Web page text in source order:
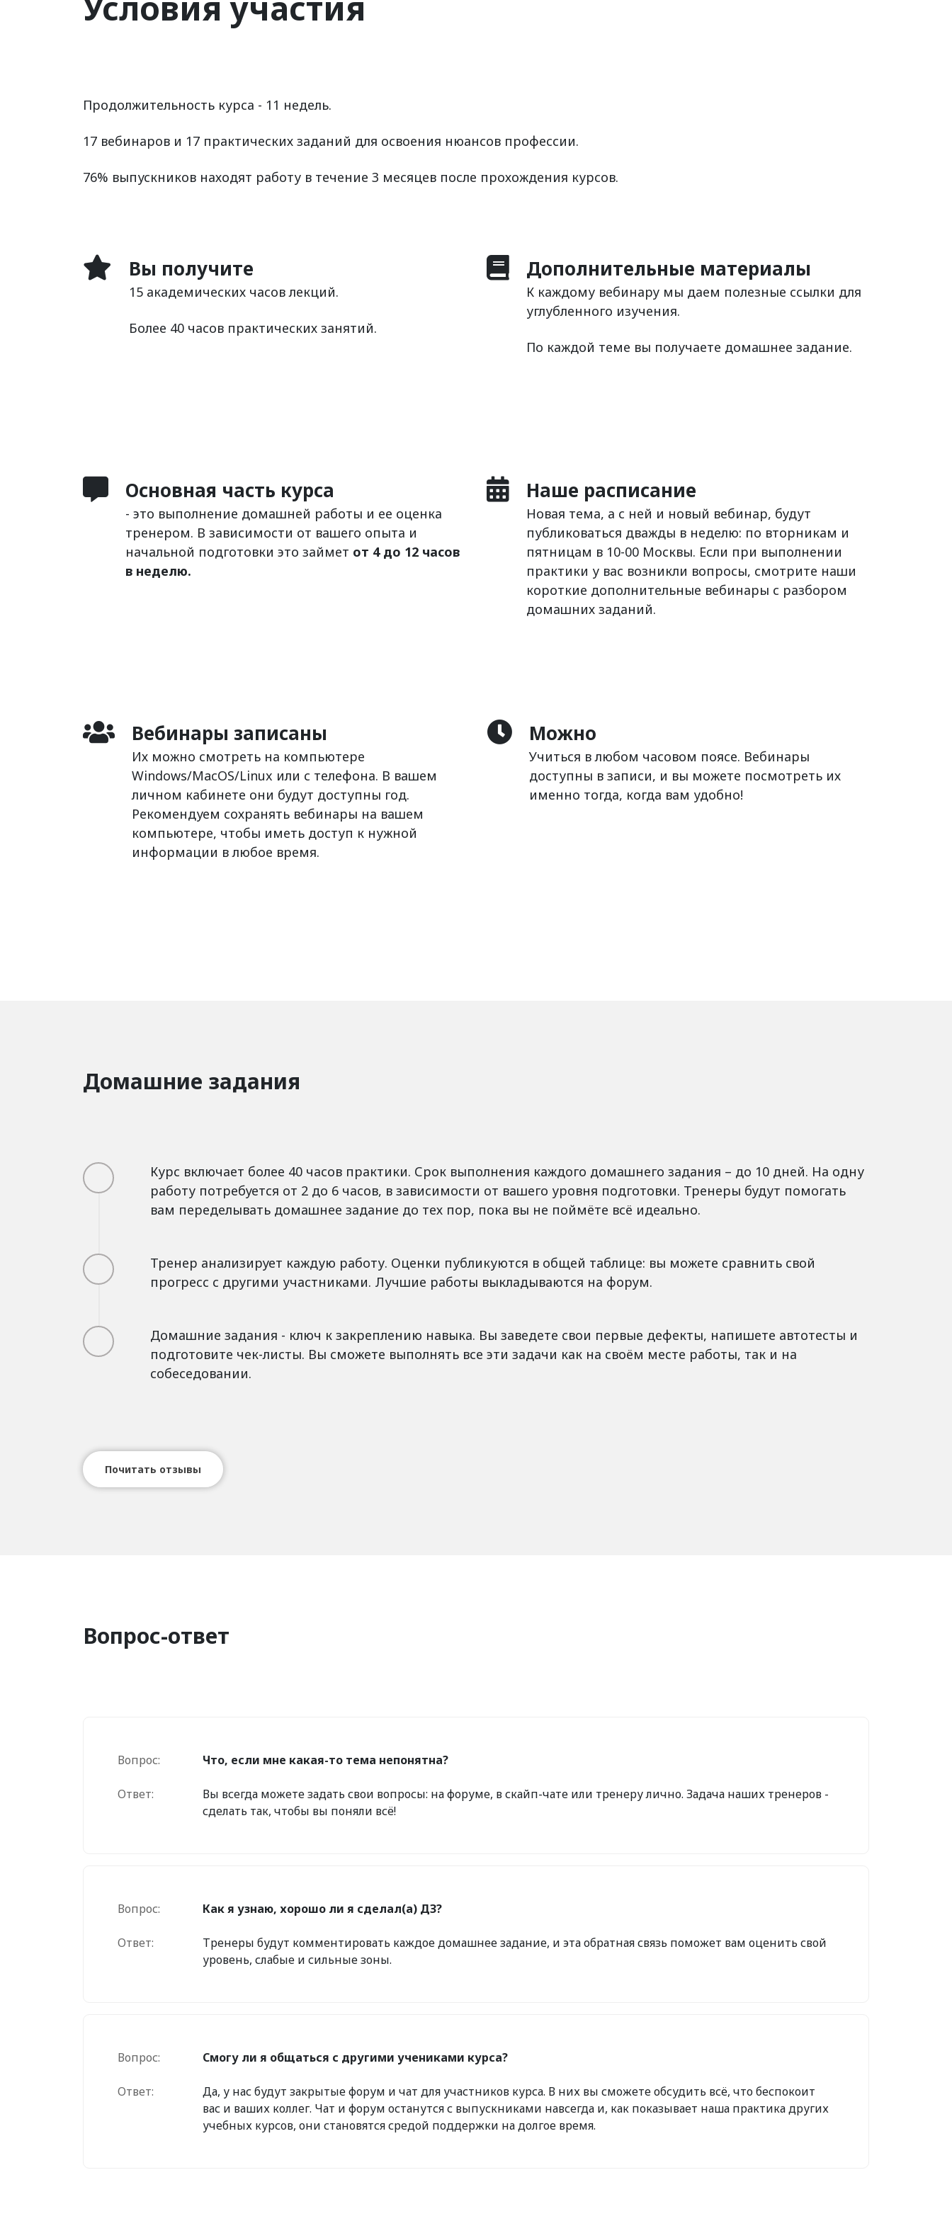
Продолжительность курса - 11 недель.
17 вебинаров и 17 практических заданий для освоения нюансов профессии.
76% выпускников находят работу в течение 3 месяцев после прохождения курсов.
Вы получите
15 академических часов лекций.
Более 40 часов практических занятий.
Дополнительные материалы
К каждому вебинару мы даем полезные ссылки для
углубленного изучения.
По каждой теме вы получаете домашнее задание.
Основная часть курса
- это выполнение домашней работы и ее оценка
тренером. В зависимости от вашего опыта и
начальной подготовки это займет от 4 до 12 часов
в неделю.
Наше расписание
Новая тема, а с ней и новый вебинар, будут
публиковаться дважды в неделю: по вторникам и
пятницам в 10-00 Москвы. Если при выполнении
практики у вас возникли вопросы, смотрите наши
короткие дополнительные вебинары с разбором
домашних заданий.
Вебинары записаны
Их можно смотреть на компьютере
Windows/MacOS/Linux или с телефона. В вашем
личном кабинете они будут доступны год.
Рекомендуем сохранять вебинары на вашем
компьютере, чтобы иметь доступ к нужной
информации в любое время.
Можно
Учиться в любом часовом поясе. Вебинары
доступны в записи, и вы можете посмотреть их
именно тогда, когда вам удобно!
Домашние задания
Курс включает более 40 часов практики. Срок выполнения каждого домашнего задания – до 10 дней. На одну
работу потребуется от 2 до 6 часов, в зависимости от вашего уровня подготовки. Тренеры будут помогать
вам переделывать домашнее задание до тех пор, пока вы не поймёте всё идеально.
Тренер анализирует каждую работу. Оценки публикуются в общей таблице: вы можете сравнить свой
прогресс с другими участниками. Лучшие работы выкладываются на форум.
Домашние задания - ключ к закреплению навыка. Вы заведете свои первые дефекты, напишете автотесты и
подготовите чек-листы. Вы сможете выполнять все эти задачи как на своём месте работы, так и на
собеседовании.
Почитать отзывы
Вопрос-ответ
Вопрос: Что, если мне какая-то тема непонятна?
Ответ:
Вы всегда можете задать свои вопросы: на форуме, в скайп-чате или тренеру лично. Задача наших тренеров -
сделать так, чтобы вы поняли всё!
Вопрос: Как я узнаю, хорошо ли я сделал(а) ДЗ?
Ответ:
Тренеры будут комментировать каждое домашнее задание, и эта обратная связь поможет вам оценить свой
уровень, слабые и сильные зоны.
Вопрос: Смогу ли я общаться с другими учениками курса?
Ответ:
Да, у нас будут закрытые форум и чат для участников курса. В них вы сможете обсудить всё, что беспокоит
вас и ваших коллег. Чат и форум останутся с выпускниками навсегда и, как показывает наша практика других
учебных курсов, они становятся средой поддержки на долгое время.